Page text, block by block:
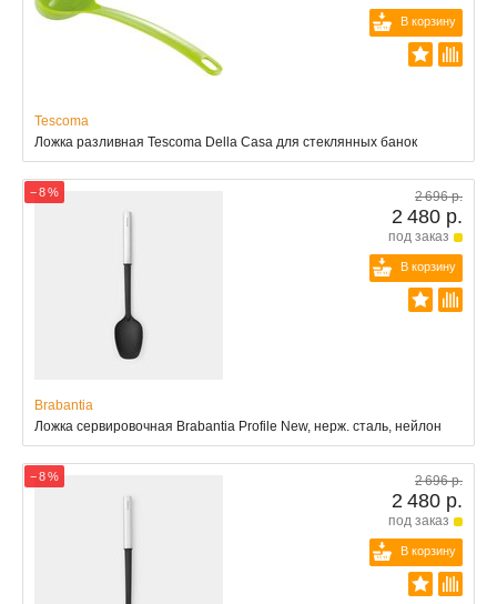
В корзину
Tescoma
Ложка разливная Tescoma Della Casa для стеклянных банок
− 8 % 2 696 р.
2 480 р.
под заказ
В корзину
Brabantia
Ложка сервировочная Brabantia Profile New, нерж. сталь, нейлон
− 8 % 2 696 р.
2 480 р.
под заказ
В корзину